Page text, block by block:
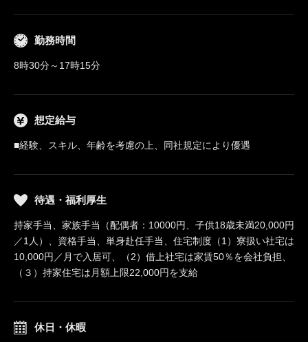
勤務時間
8時30分～17時15分
想定給与
■経験、スキル、年齢を考慮の上、同社規定により優遇
待遇・福利厚生
持家手当、家族手当（配偶者：10000円、子供18歳未満20,000円
／1人）、資格手当、単身赴任手当、住宅制度（1）寮扱い社宅は
10,000円／月で入居可、（2）借上社宅は家賃50％を会社負担、
（３）持家住宅は月額上限22,000円を支給
休日・休暇